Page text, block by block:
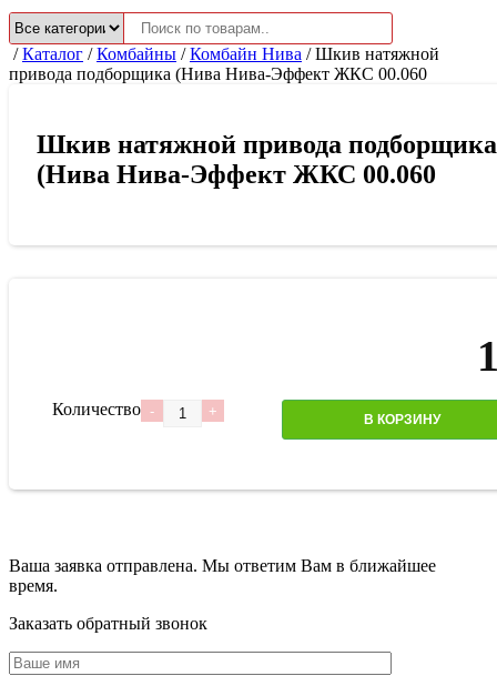
/Каталог /Комбайны /Комбайн Нива /Шкив натяжной
привода подборщика (Нива Нива-Эффект ЖКС 00.060
Шкив натяжной привода подборщика
(Нива Нива-Эффект ЖКС 00.060
Количество
В КОРЗИНУ
Ваша заявка отправлена. Мы ответим Вам в ближайшее
время.
Заказать обратный звонок